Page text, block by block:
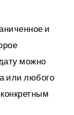
и
можно
или любого